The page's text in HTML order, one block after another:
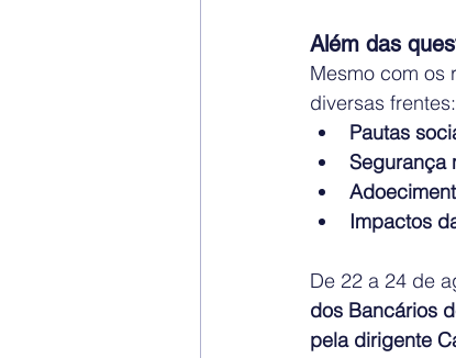
Além das
Mesmo com os
diversas frentes:
Pautas
Segurança
Impactos
De 22 a 24 de
dos Bancários
pela dirigente